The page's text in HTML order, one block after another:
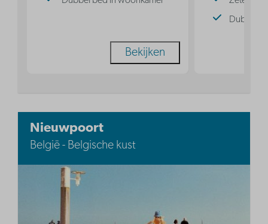
Bekijken
Dubbel
Nieuwpoort
België - Belgische kust